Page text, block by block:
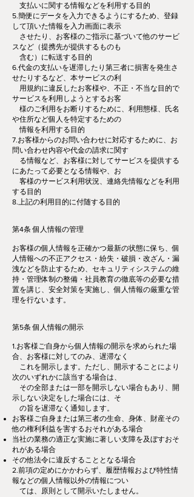
支払いに関する情報などを利用する目的
5.簡便にデータを入力できるようにするため、登録
して頂いた情報を入力画面に表示
させたり、お客様のご指示に基づいて他のサービ
スなど（提携先が提供するものも
含む）に転送する目的
6.代金の支払いを遅滞したり第三者に損害を発生さ
せたりするなど、本サービスの利
用規約に違反したお客様や、不正・不当な目的で
サービスを利用しようとするお客
様のご利用をお断りするために、利用態様、氏名
や住所など個人を特定するための
情報を利用する目的
7.お客様からのお問い合わせに対応するために、お
問い合わせ内容や代金の請求に関す
る情報など、お客様に対してサービスを提供する
にあたって必要となる情報や、お
客様のサービス利用状況、連絡先情報などを利用
する目的
8.上記の利用目的に付随する目的
第4条 個人情報の管理
お客様の個人情報を正確かつ最新の状態に保ち、個
人情報への不正アクセス・紛失・破損・改ざん・漏
洩などを防止するため、セキュリティシステムの維
持・管理体制の整備・社員教育の徹底等の必要な措
置を講じ、安全対策を実施し、個人情報の厳重な管
理を行ないます。
第5条 個人情報の開示
1.お客様ご自身から個人情報の開示を求められた場
合、お客様に対してのみ、遅滞なく
これを開示します。ただし、開示することにより
次のいずれかに該当する場合は、
その全部または一部を開示しない場合もあり、開
示しない決定をした場合には、そ
の旨を遅滞なく通知します。
お客様ご自身または第三者の生命、身体、財産その
他の権利利益を害するおそれがある場合
当社の業務の適正な実施に著しい支障を及ぼすおそ
れがある場合
その他法令に違反することとなる場合
2.前項の定めにかかわらず、履歴情報および特性情
報などの個人情報以外の情報につい
ては、原則として開示いたしません。